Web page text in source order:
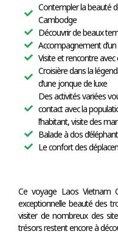
Contempler la beauté
Cambodge
Découvrir de beaux
Accompagnement
Visite et rencontre
Croisière dans la
d’une jonque de luxe
Des activités variées
contact avec la
l’habitant, visite des
Balade à dos d’éléphant
Le confort des
Ce voyage Laos Vietnam
exceptionnelle beauté des
visiter de nombreux des
trésors restent encore à